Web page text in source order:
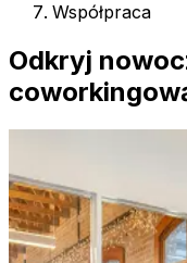
Współpraca
Odkryj